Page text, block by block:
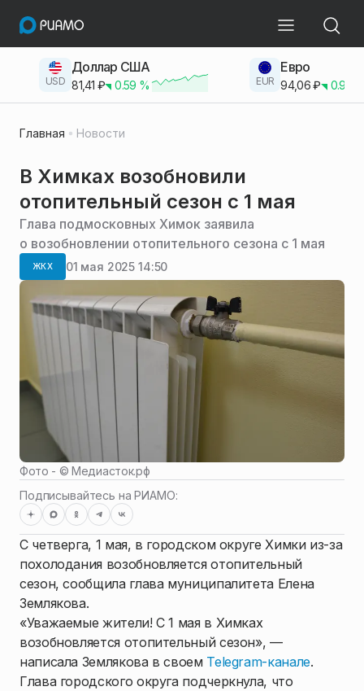
USD
Доллар США
81,41 ₽ 0.59 % EUR
Евро
94,06₽ 0.93
Главная Новости
В Химках возобновили
отопительный сезон с 1 мая
Глава подмосковных Химок заявила
о возобновлении отопительного сезона с 1 мая
ЖКХ 01 мая 2025 14:50
Фото - ©Медиасток.рф
Подписывайтесь на РИАМО:
С четверга, 1 мая, в городском округе Химки из-за
похолодания возобновляется отопительный
сезон, сообщила глава муниципалитета Елена
Землякова.
«Уважаемые жители! С 1 мая в Химках
возобновляется отопительный сезон», —
написала Землякова в своем Telegram-канале.
Глава городского округа подчеркнула, что